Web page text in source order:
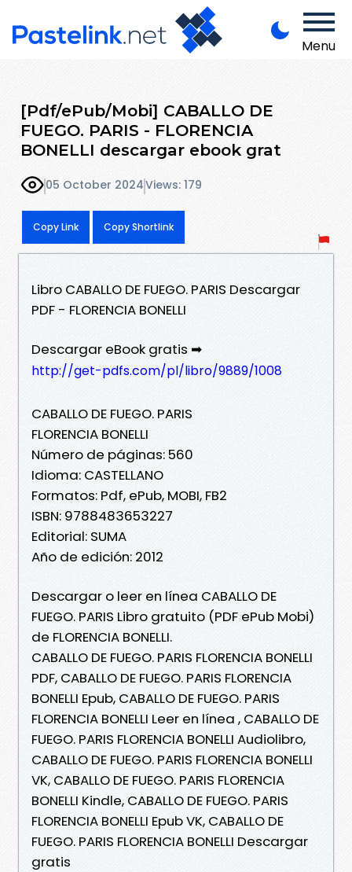
Menu
[Pdf/ePub/Mobi] CABALLO DE
FUEGO. PARIS - FLORENCIA
BONELLI descargar ebook grat
05 October 2024Views: 179
Copy Link Copy Shortlink
Libro CABALLO DE FUEGO. PARIS Descargar
PDF - FLORENCIA BONELLI
Descargar eBook gratis ➡
http://get-pdfs.com/pl/libro/9889/1008
CABALLO DE FUEGO. PARIS
FLORENCIA BONELLI
Número de páginas: 560
Idioma: CASTELLANO
Formatos: Pdf, ePub, MOBI, FB2
ISBN: 9788483653227
Editorial: SUMA
Año de edición: 2012
Descargar o leer en línea CABALLO DE
FUEGO. PARIS Libro gratuito (PDF ePub Mobi)
de FLORENCIA BONELLI.
CABALLO DE FUEGO. PARIS FLORENCIA BONELLI
PDF, CABALLO DE FUEGO. PARIS FLORENCIA
BONELLI Epub, CABALLO DE FUEGO. PARIS
FLORENCIA BONELLI Leer en línea , CABALLO DE
FUEGO. PARIS FLORENCIA BONELLI Audiolibro,
CABALLO DE FUEGO. PARIS FLORENCIA BONELLI
VK, CABALLO DE FUEGO. PARIS FLORENCIA
BONELLI Kindle, CABALLO DE FUEGO. PARIS
FLORENCIA BONELLI Epub VK, CABALLO DE
FUEGO. PARIS FLORENCIA BONELLI Descargar
gratis